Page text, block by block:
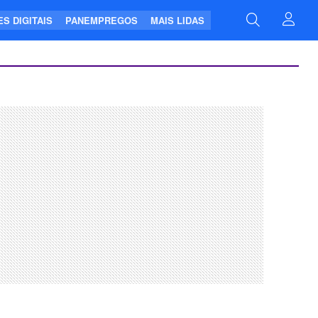
DIGITAIS PANEMPREGOS MAIS LIDAS